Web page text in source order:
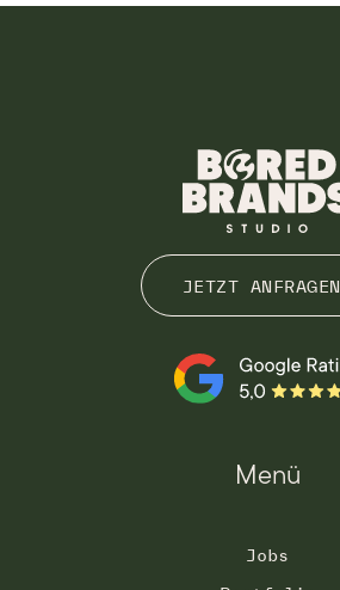
JETZT ANFRAGEN
Menü
Jobs